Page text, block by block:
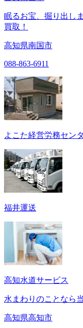
眠るお宝、掘り出し
買取！
高知県南国市
088-863-6911
よこた経営労務セン
福井運送
高知水道サービス
水まわりのことなら
高知県高知市